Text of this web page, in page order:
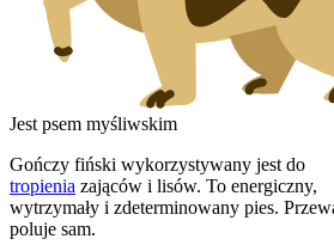
Jest psem myśliwskim
Gończy fiński wykorzystywany jest do
tropienia zająców i lisów. To energiczny,
wytrzymały i zdeterminowany pies.
poluje sam.